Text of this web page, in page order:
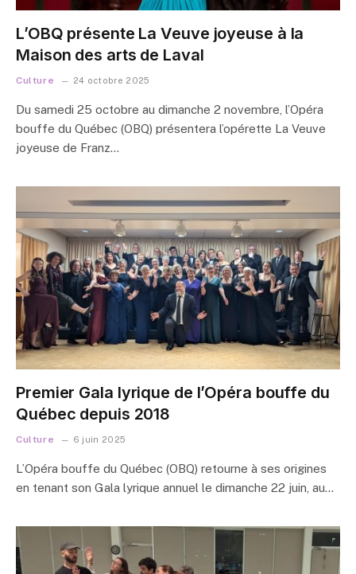
L’OBQ présente La Veuve joyeuse à la
Maison des arts de Laval
Culture 24 octobre 2025
Du samedi 25 octobre au dimanche 2 novembre, l’Opéra
bouffe du Québec (OBQ) présentera l’opérette La Veuve
joyeuse de Franz…
Premier Gala lyrique de l’Opéra bouffe du
Québec depuis 2018
Culture 6 juin 2025
L’Opéra bouffe du Québec (OBQ) retourne à ses origines
en tenant son Gala lyrique annuel le dimanche 22 juin, au…